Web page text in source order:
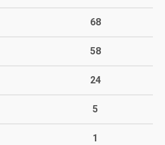
68
58
24
5
1